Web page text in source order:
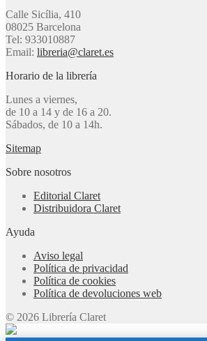
Calle Sicília, 410
08025 Barcelona
Tel: 933010887
Email: libreria@claret.es
Horario de la librería
Lunes a viernes,
de 10 a 14 y de 16 a 20.
Sábados, de 10 a 14h.
Sitemap
Sobre nosotros
Editorial Claret
Distribuidora Claret
Ayuda
Aviso legal
Política de privacidad
Política de cookies
Política de devoluciones web
© 2026 Librería Claret